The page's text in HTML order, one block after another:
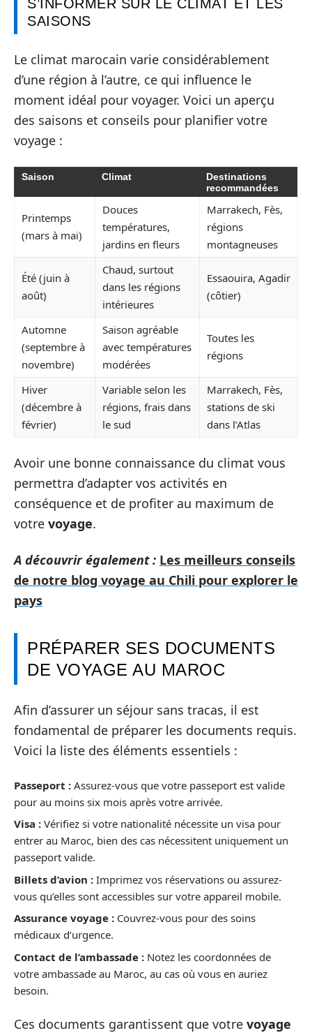
S’INFORMER SUR LE CLIMAT ET LES
SAISONS
Le climat marocain varie considérablement
d’une région à l’autre, ce qui influence le
moment idéal pour voyager. Voici un aperçu
des saisons et conseils pour planifier votre
voyage :
Saison Climat
Destinations
recommandées
Printemps
(mars à mai)
Douces
températures,
jardins en fleurs
Marrakech, Fès,
régions
montagneuses
Été (juin à
août)
Chaud, surtout
dans les régions
intérieures
Essaouira, Agadir
(côtier)
Automne
(septembre à
novembre)
Saison agréable
avec températures
modérées
Toutes les
régions
Hiver
(décembre à
février)
Variable selon les
régions, frais dans
le sud
Marrakech, Fès,
stations de ski
dans l’Atlas
Avoir une bonne connaissance du climat vous
permettra d’adapter vos activités en
conséquence et de profiter au maximum de
votre voyage.
A découvrir également : Les meilleurs conseils
de notre blog voyage au Chili pour explorer le
pays
PRÉPARER SES DOCUMENTS
DE VOYAGE AU MAROC
Afin d’assurer un séjour sans tracas, il est
fondamental de préparer les documents requis.
Voici la liste des éléments essentiels :
Passeport : Assurez-vous que votre passeport est valide
pour au moins six mois après votre arrivée.
Visa : Vérifiez si votre nationalité nécessite un visa pour
entrer au Maroc, bien des cas nécessitent uniquement un
passeport valide.
Billets d’avion : Imprimez vos réservations ou assurez-
vous qu’elles sont accessibles sur votre appareil mobile.
Assurance voyage : Couvrez-vous pour des soins
médicaux d’urgence.
Contact de l’ambassade : Notez les coordonnées de
votre ambassade au Maroc, au cas où vous en auriez
besoin.
Ces documents garantissent que votre voyage